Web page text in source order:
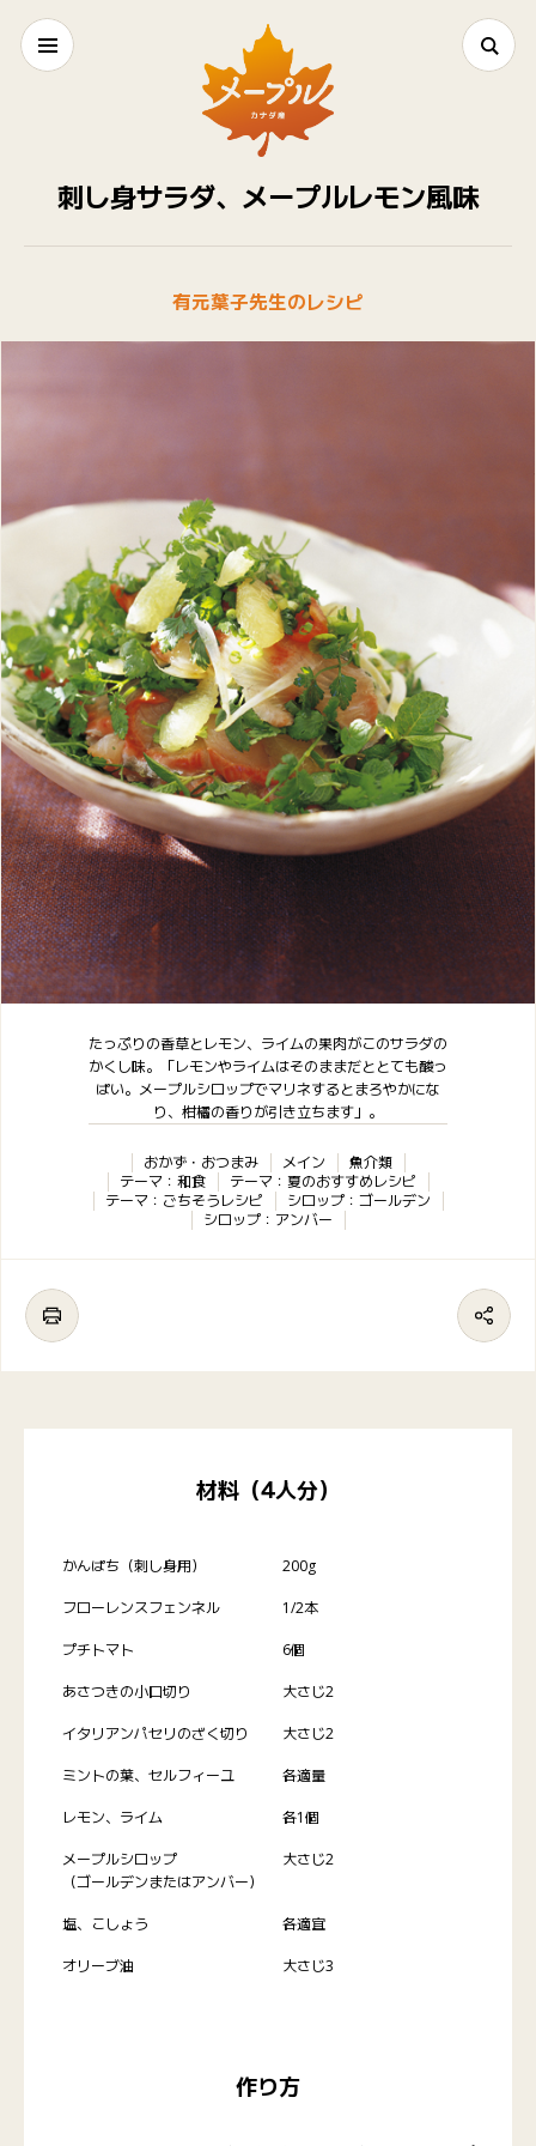
刺し身サラダ、メープルレモン風味
有元葉子先生のレシピ
たっぷりの香草とレモン、ライムの果肉がこのサラダの
かくし味。「レモンやライムはそのままだととても酸っ
ぱい。メープルシロップでマリネするとまろやかにな
り、柑橘の香りが引き立ちます」。
おかず・おつまみ メイン
魚介類
テーマ：和食
テーマ：夏のおすすめレシピ
テーマ：ごちそうレシピ
シロップ：ゴールデン
シロップ：アンバー
材料（4人分）
かんぱち（刺し身用） 200g
フローレンスフェンネル 1/2本
プチトマト 6個
あさつきの小口切り 大さじ2
イタリアンパセリのざく切り 大さじ2
ミントの葉、セルフィーユ 各適量
レモン、ライム 各1個
メープルシロップ
（ゴールデンまたはアンバー）
大さじ2
塩、こしょう 各適宜
オリーブ油 大さじ3
作り方